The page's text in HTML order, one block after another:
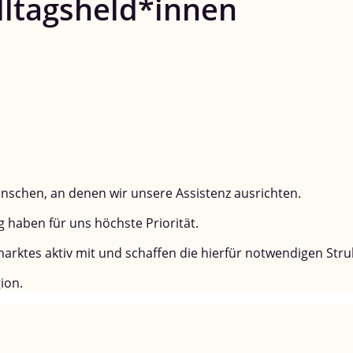
an denen wir unsere Assistenz ausrichten.
haben für uns höchste Priorität.
aktiv mit und schaffen die hierfür notwendigen